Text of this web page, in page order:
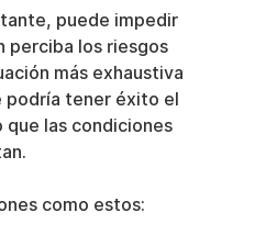
puede impedir
perciba los riesgos
más exhaustiva
podría tener éxito el
que las condiciones
como estos: